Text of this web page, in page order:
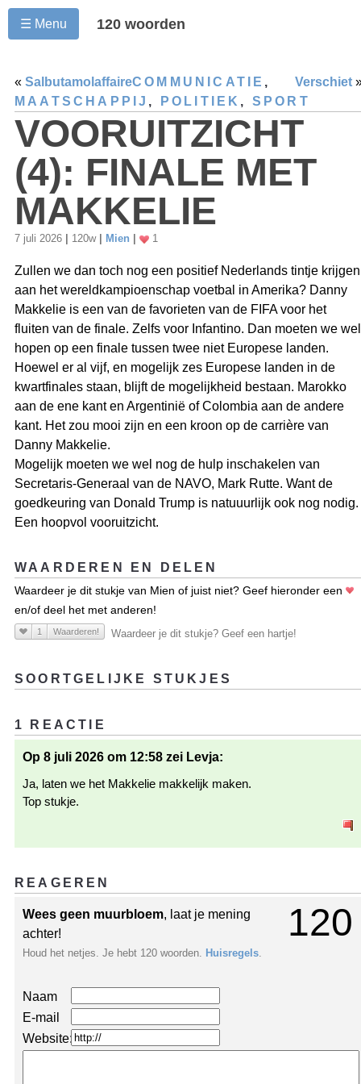
☰ Menu 120 woorden
« Salbutamolaffaire Verschiet
COMMUNICATIE ,
MAATSCHAPPIJ , POLITIEK , SPORT
VOORUITZICHT
(4): FINALE MET
MAKKELIE
7 juli 2026 120w Mien 1
Zullen we dan toch nog een positief Nederlands tintje krijgen
aan het wereldkampioenschap voetbal in Amerika? Danny
Makkelie is een van de favorieten van de FIFA voor het
fluiten van de finale. Zelfs voor Infantino. Dan moeten we wel
hopen op een finale tussen twee niet Europese landen.
Hoewel er al vijf, en mogelijk zes Europese landen in de
kwartfinales staan, blijft de mogelijkheid bestaan. Marokko
aan de ene kant en Argentinië of Colombia aan de andere
kant. Het zou mooi zijn en een kroon op de carrière van
Danny Makkelie.
Mogelijk moeten we wel nog de hulp inschakelen van
Secretaris-Generaal van de NAVO, Mark Rutte. Want de
goedkeuring van Donald Trump is natuuurlijk ook nog nodig.
Een hoopvol vooruitzicht.
WAARDEREN EN DELEN
Waardeer je dit stukje van Mien of juist niet? Geef hieronder een
en/of deel het met anderen!
1 Waarderen! Waardeer je dit stukje? Geef een hartje!
SOORTGELIJKE STUKJES
1 REACTIE
Op 8 juli 2026 om 12:58 zei Levja:
Ja, laten we het Makkelie makkelijk maken.
Top stukje.
REAGEREN
120
Wees geen muurbloem, laat je mening
achter!
Houd het netjes. Je hebt 120 woorden. Huisregels
Naam
E-mail
Website: